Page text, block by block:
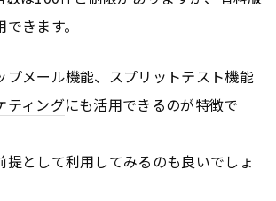
きます。
プメール機能、スプリットテスト機能
ティングにも活用できるのが特徴で
提として利用してみるのも良いでしょ